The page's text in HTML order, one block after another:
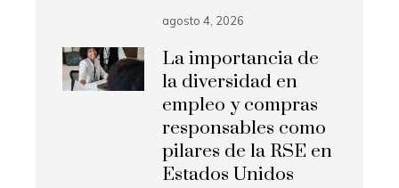
agosto 4, 2026
La importancia de
la diversidad en
empleo y compras
responsables como
pilares de la RSE en
Estados Unidos